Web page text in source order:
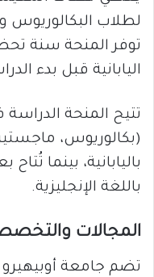
لطلاب البكالوريوس
توفر المنحة سنة
اليابانية قبل بدء
تتيح المنحة
(بكالوريوس،
باليابانية، بينما
باللغة الإنجليزية.
المجالات
تضم جامعة